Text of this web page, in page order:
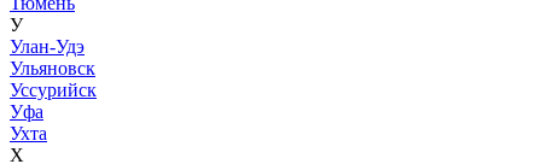
У
Улан-Удэ
Ульяновск
Уссурийск
Уфа
Ухта
Х